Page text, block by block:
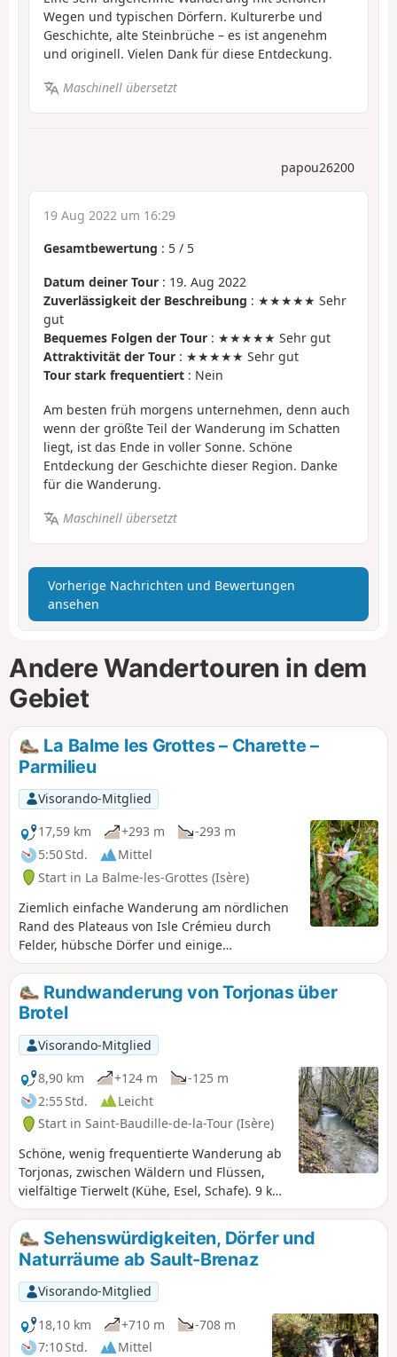
Wegen und typischen Dörfern. Kulturerbe und
Geschichte, alte Steinbrüche – es ist angenehm
und originell. Vielen Dank für diese Entdeckung.
Maschinell übersetzt
papou26200
19 Aug 2022 um 16:29
Gesamtbewertung : 5 / 5
Datum deiner Tour : 19. Aug 2022
Zuverlässigkeit der Beschreibung : ★★★★★ Sehr
gut
Bequemes Folgen der Tour : ★★★★★ Sehr gut
Attraktivität der Tour : ★★★★★ Sehr gut
Tour stark frequentiert : Nein
Am besten früh morgens unternehmen, denn auch
wenn der größte Teil der Wanderung im Schatten
liegt, ist das Ende in voller Sonne. Schöne
Entdeckung der Geschichte dieser Region. Danke
für die Wanderung.
Maschinell übersetzt
Vorherige Nachrichten und Bewertungen
ansehen
Andere Wandertouren in dem
Gebiet
La Balme les Grottes – Charette –
Parmilieu
Visorando-Mitglied
17,59 km
+293 m
-293 m
5:50 Std.
Mittel
Start in La Balme-les-Grottes (Isère)
Ziemlich einfache Wanderung am nördlichen
Rand des Plateaus von Isle Crémieu durch
Felder, hübsche Dörfer und einige
Waldgebiete.
Rundwanderung von Torjonas über
Brotel
Visorando-Mitglied
8,90 km
+124 m
-125 m
2:55 Std.
Leicht
Start in Saint-Baudille-de-la-Tour (Isère)
Schöne, wenig frequentierte Wanderung ab
Torjonas, zwischen Wäldern und Flüssen,
vielfältige Tierwelt (Kühe, Esel, Schafe). 9 km
lange Rundwanderung ohne große
Höhenunterschiede.
Sehenswürdigkeiten, Dörfer und
Naturräume ab Sault-Brenaz
Visorando-Mitglied
18,10 km
+710 m
-708 m
7:10 Std.
Mittel